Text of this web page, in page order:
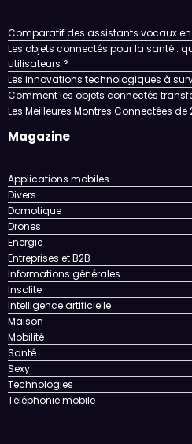
Comparatif des assistants vocaux en
Les objets connectés pour la santé :
utilisateurs ?
Les innovations technologiques à
Comment les objets connectés
Les Meilleures Montres Connectées de
Magazine
Applications mobiles
Divers
Domotique
Drones
Energie
Entreprises et B2B
Informations générales
Insolite
Intelligence artificielle
Maison
Mobilité
Santé
Sexy
Technologies
Téléphonie mobile